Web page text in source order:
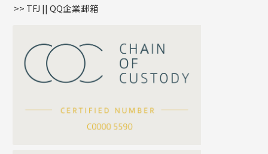
公司名稱
嘴唇鏈系列
S車花鏈系列
珍珠鏈系列
坦克鏈系列
滿天星鏈系列
方假繩鏈系列
星座吊墜
珠扣
>> TFJ || QQ企業郵箱